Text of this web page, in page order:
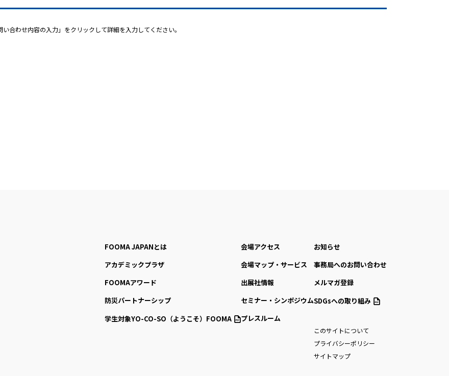
合わせ内容の入力」をクリックして詳細を入力してください。
FOOMA JAPANとは
アカデミックプラザ
FOOMAアワード
防災パートナーシップ
学生対象YO-CO-SO （ようこそ）FOOMA
会場アクセス
会場マップ・サービス
出展社情報
セミナー・シンポジウム
プレスルーム
お知らせ
事務局へのお問い合わせ
メルマガ登録
SDGsへの取り組み
このサイトについて
プライバシーポリシー
サイトマップ